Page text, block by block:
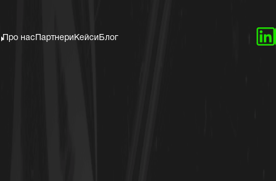
Про нас Партнери Кейси Блог